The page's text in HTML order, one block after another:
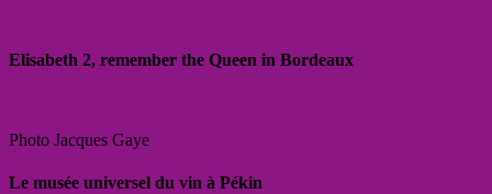
Elisabeth 2, remember the Queen in Bordeaux
Photo Jacques Gaye
Le musée universel du vin à Pékin